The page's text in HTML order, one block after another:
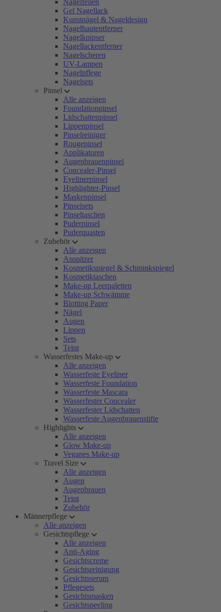
Nagelfeilen
Gel Nagellack
Kunstnägel & Nageldesign
Nagelhautentferner
Nagelknipser
Nagellackentferner
Nagelscheren
UV-Lampen
Nagelpflege
Nagelsets
Pinsel
Alle anzeigen
Foundationpinsel
Lidschattenpinsel
Lippenpinsel
Pinselreiniger
Rougepinsel
Applikatoren
Augenbrauenpinsel
Concealer-Pinsel
Eyelinerpinsel
Highlighter-Pinsel
Maskenpinsel
Pinselsets
Pinseltaschen
Puderpinsel
Puderquasten
Zubehör
Alle anzeigen
Anspitzer
Kosmetikspiegel & Schminkspiegel
Kosmetiktaschen
Make-up Leerpaletten
Make-up Schwämme
Blotting Paper
Nägel
Augen
Lippen
Sets
Teint
Wasserfestes Make-up
Alle anzeigen
Wasserfeste Eyeliner
Wasserfeste Foundation
Wasserfeste Mascara
Wasserfester Concealer
Wasserfester Lidschatten
Wasserfeste Augenbrauenstifte
Highlights
Alle anzeigen
Glow Make-up
Veganes Make-up
Travel Size
Alle anzeigen
Augen
Augenbrauen
Teint
Zubehör
Männerpflege
Alle anzeigen
Gesichtspflege
Alle anzeigen
Anti-Aging
Gesichtscreme
Gesichtsreinigung
Gesichtsserum
Pflegesets
Gesichtsmasken
Gesichtspeeling